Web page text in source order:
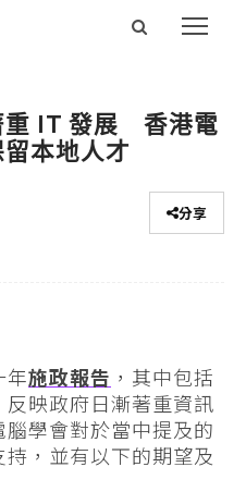
重 IT 發展 香港電
本地人才
分享
年施政報告 ，其中包括
反映政府日漸著重資訊
學會對於當中提及的
，並有以下的期望及